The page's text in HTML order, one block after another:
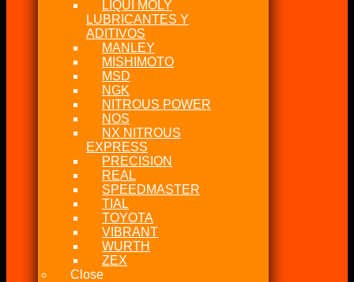
LIQUI MOLY
LUBRICANTES Y
ADITIVOS
MANLEY
MISHIMOTO
MSD
NGK
NITROUS POWER
NOS
NX NITROUS
EXPRESS
PRECISION
REAL
SPEEDMASTER
TIAL
TOYOTA
VIBRANT
WURTH
ZEX
Close